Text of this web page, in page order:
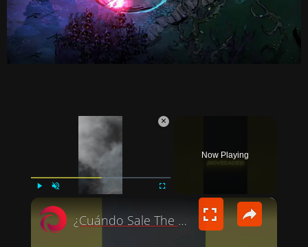
×
Now Playing
×
¿Cuándo Sale The Elder Scrolls 6? Todd Howard Revela Nueva Info